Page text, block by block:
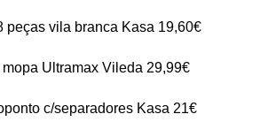
peças vila branca Kasa 19,60€
mopa Ultramax Vileda 29,99€
c/separadores Kasa 21€